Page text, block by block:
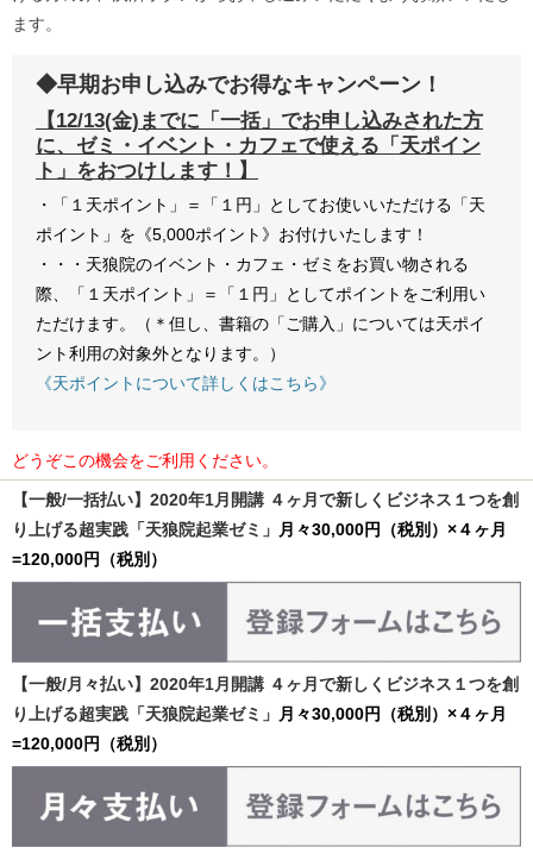
ます。
◆早期お申し込みでお得なキャンペーン！
【12/13(金)までに「一括」でお申し込みされた方
に、ゼミ・イベント・カフェで使える「天ポイン
ト」をおつけします！】
・「１天ポイント」＝「１円」としてお使いいただける「天
ポイント」を《5,000ポイント》お付けいたします！
・・・天狼院のイベント・カフェ・ゼミをお買い物される
際、「１天ポイント」＝「１円」としてポイントをご利用い
ただけます。（＊但し、書籍の「ご購入」については天ポイ
ント利用の対象外となります。）
《天ポイントについて詳しくはこちら》
どうぞこの機会をご利用ください。
【一般/一括払い】2020年1月開講 ４ヶ月で新しくビジネス１つを創
り上げる超実践「天狼院起業ゼミ」 月々30,000円（税別）×４ヶ月
=120,000円（税別）
【一般/月々払い】2020年1月開講 ４ヶ月で新しくビジネス１つを創
り上げる超実践「天狼院起業ゼミ」
月々30,000円（税別）×４ヶ月
=120,000円（税別）